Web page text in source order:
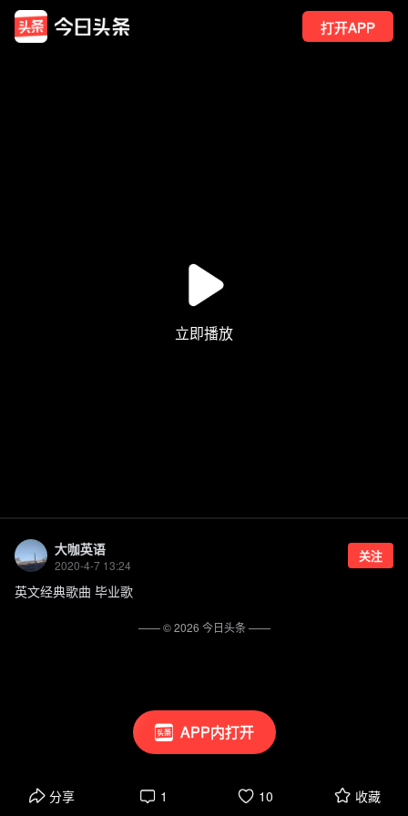
打开APP
APP内打开
大咖英语
2020-4-7 13:24
关注
英文经典歌曲 毕业歌
分享 1 10 收藏
—— ©2026 今日头条——